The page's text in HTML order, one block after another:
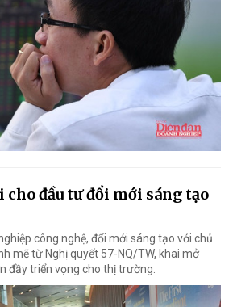
đầu tư đổi mới sáng tạo
công nghệ, đổi mới sáng tạo với chủ
mẽ từ Nghị quyết 57-NQ/TW, khai mở
đầy triển vọng cho thị trường.